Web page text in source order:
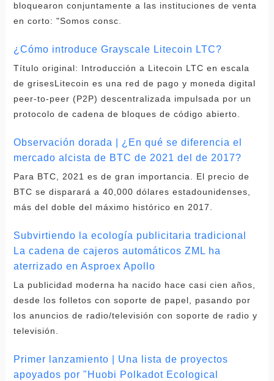
bloquearon conjuntamente a las instituciones de venta
en corto: "Somos consc.
¿Cómo introduce Grayscale Litecoin LTC?
Título original: Introducción a Litecoin LTC en escala
de grisesLitecoin es una red de pago y moneda digital
peer-to-peer (P2P) descentralizada impulsada por un
protocolo de cadena de bloques de código abierto.
Observación dorada | ¿En qué se diferencia el
mercado alcista de BTC de 2021 del de 2017?
Para BTC, 2021 es de gran importancia. El precio de
BTC se disparará a 40,000 dólares estadounidenses,
más del doble del máximo histórico en 2017.
Subvirtiendo la ecología publicitaria tradicional
La cadena de cajeros automáticos ZML ha
aterrizado en Asproex Apollo
La publicidad moderna ha nacido hace casi cien años,
desde los folletos con soporte de papel, pasando por
los anuncios de radio/televisión con soporte de radio y
televisión.
Primer lanzamiento | Una lista de proyectos
apoyados por "Huobi Polkadot Ecological